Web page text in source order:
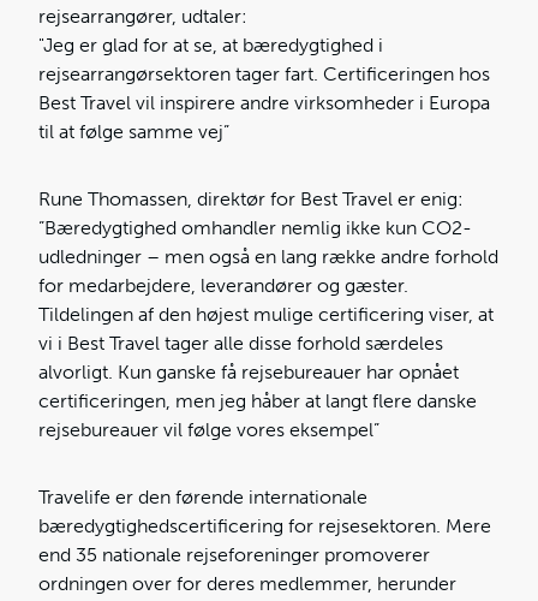
rejsearrangører, udtaler:
"Jeg er glad for at se, at bæredygtighed i
rejsearrangørsektoren tager fart. Certificeringen hos
Best Travel vil inspirere andre virksomheder i Europa
til at følge samme vej”
Rune Thomassen, direktør for Best Travel er enig:
”Bæredygtighed omhandler nemlig ikke kun CO2-
udledninger – men også en lang række andre forhold
for medarbejdere, leverandører og gæster.
Tildelingen af den højest mulige certificering viser, at
vi i Best Travel tager alle disse forhold særdeles
alvorligt. Kun ganske få rejsebureauer har opnået
certificeringen, men jeg håber at langt flere danske
rejsebureauer vil følge vores eksempel”
Travelife er den førende internationale
bæredygtighedscertificering for rejsesektoren. Mere
end 35 nationale rejseforeninger promoverer
ordningen over for deres medlemmer, herunder